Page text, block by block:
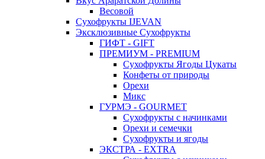
Весовой
Сухофрукты IJEVAN
Эксклюзивные Сухофрукты
ГИФТ - GIFT
ПРЕМИУМ - PREMIUM
Сухофрукты Ягоды Цукаты
Конфеты от природы
Орехи
Микс
ГУРМЭ - GOURMET
Сухофрукты с начинками
Орехи и семечки
Сухофрукты и ягоды
ЭКСТРА - EXTRA